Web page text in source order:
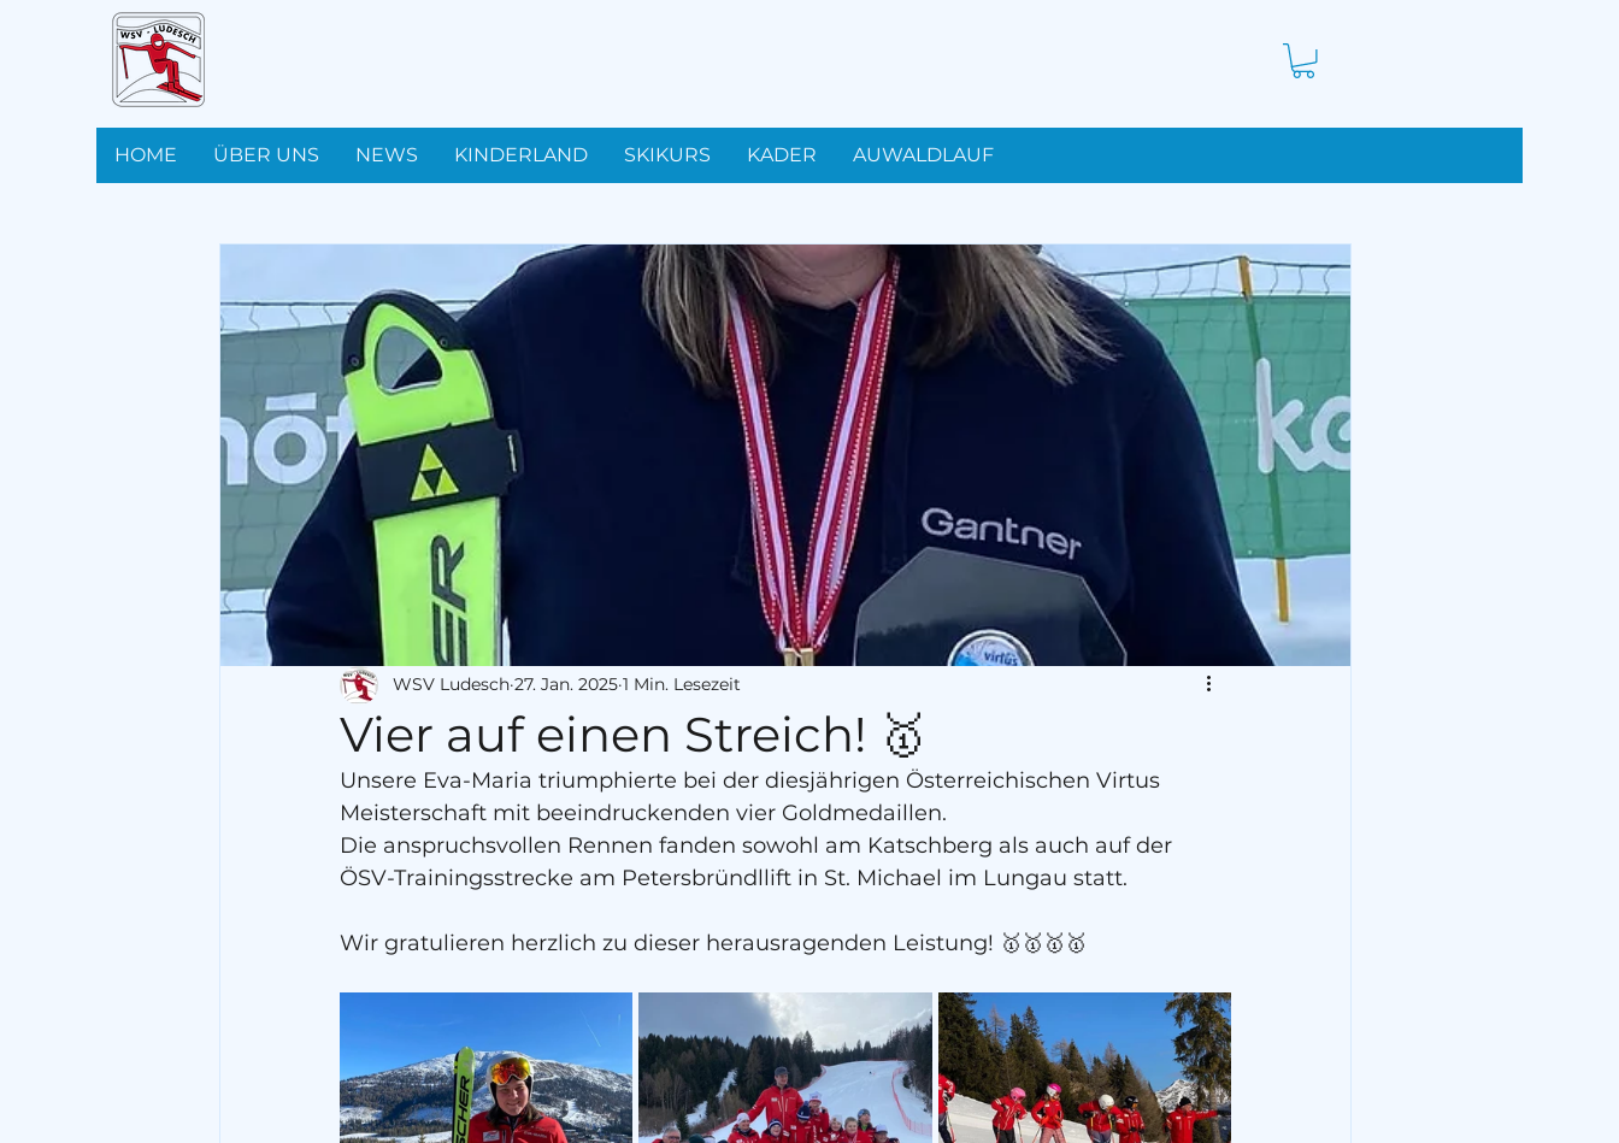
HOME ÜBER UNS NEWS KINDERLAND SKIKURS KADER AUWALDLAUF
Vier auf einen Streich! 🥇
WSV Ludesch 27. Jan. 2025 1 Min. Lesezeit
Unsere Eva-Maria triumphierte bei der diesjährigen Österreichischen Virtus
Meisterschaft mit beeindruckenden vier Goldmedaillen.
Die anspruchsvollen Rennen fanden sowohl am Katschberg als auch auf der
ÖSV-Trainingsstrecke am Petersbründllift in St. Michael im Lungau statt.
Wir gratulieren herzlich zu dieser herausragenden Leistung! 🥇🥇🥇🥇